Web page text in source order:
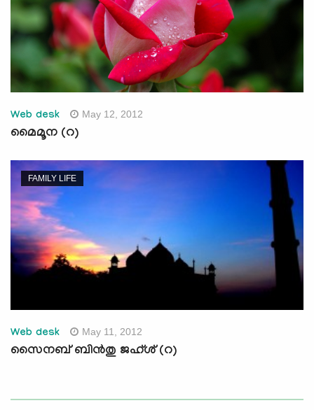
Web desk May 12, 2012
മൈമൂന (റ)
FAMILY LIFE
Web desk May 11, 2012
സൈനബ് ബിന്‍തു ജഹ്ശ് (റ)